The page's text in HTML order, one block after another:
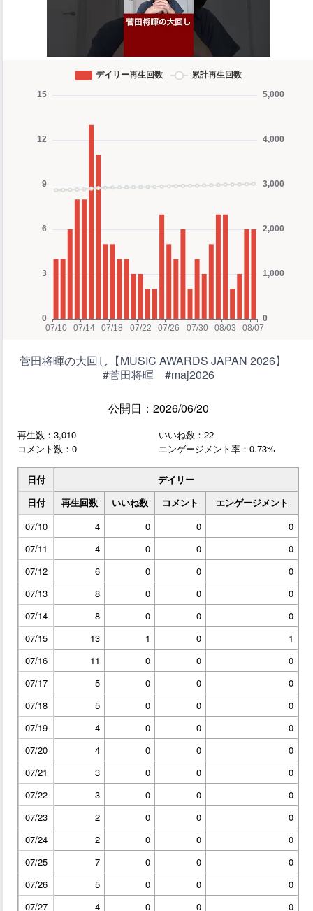
菅田将暉の大回し【MUSIC AWARDS JAPAN 2026】
#菅田将暉 #maj2026
公開日：2026/06/20
再生数：3,010
いいね数：22
コメント数：0
エンゲージメント率：0.73%
日付
デイリー
日付
再生回数 いいね数 コメント
エンゲージメント
07/10
4 0 0
0
07/11
4 0 0
0
07/12
6 0 0
0
07/13
8 0 0
0
07/14
8 0 0
0
07/15
13 1 0
1
07/16
11 0 0
0
07/17
5 0 0
0
07/18
5 0 0
0
07/19
4 0 0
0
07/20
4 0 0
0
07/21
3 0 0
0
07/22
3 0 0
0
07/23
2 0 0
0
07/24
2 0 0
0
07/25
7 0 0
0
07/26
5 0 0
0
07/27
4 0 0 0